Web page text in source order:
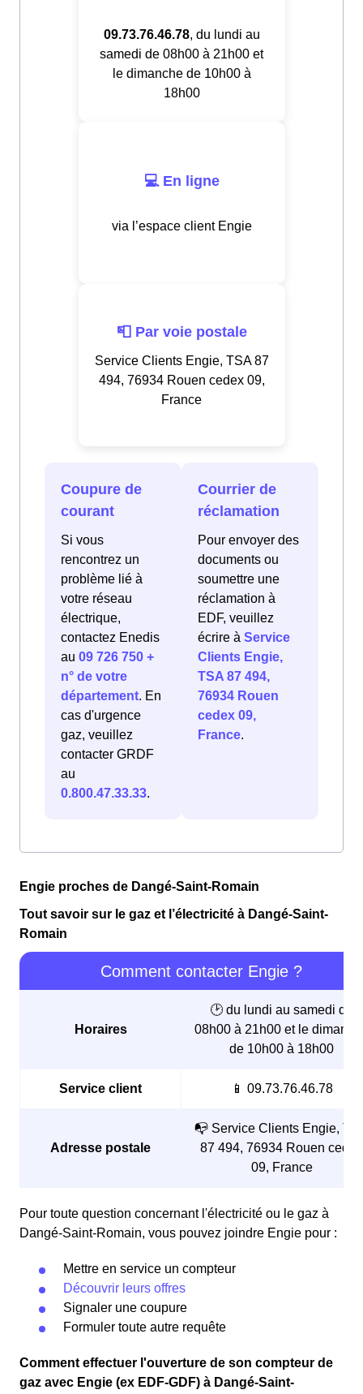
09.73.76.46.78, du lundi au
samedi de 08h00 à 21h00 et
le dimanche de 10h00 à
18h00
💻 En ligne
via l’espace client Engie
📮 Par voie postale
Service Clients Engie, TSA 87
494, 76934 Rouen cedex 09,
France
Coupure de
courant
Si vous
rencontrez un
problème lié à
votre réseau
électrique,
contactez Enedis
au 09 726 750 +
n° de votre
département. En
cas d'urgence
gaz, veuillez
contacter GRDF
au
0.800.47.33.33.
Courrier de
réclamation
Pour envoyer des
documents ou
soumettre une
réclamation à
EDF, veuillez
écrire à Service
Clients Engie,
TSA 87 494,
76934 Rouen
cedex 09,
France.
Engie proches de Dangé-Saint-Romain
Tout savoir sur le gaz et l’électricité à Dangé-Saint-
Romain
Comment contacter Engie ?
Horaires
🕑 du lundi au samedi de
08h00 à 21h00 et le
de 10h00 à 18h00
Service client 📱 09.73.76.46.78
Adresse postale
📭 Service Clients Engie,
87 494, 76934 Rouen cedex
09, France
Pour toute question concernant l'électricité ou le gaz à
Dangé-Saint-Romain, vous pouvez joindre Engie pour :
Mettre en service un compteur
Découvrir leurs offres
Signaler une coupure
Formuler toute autre requête
Comment effectuer l'ouverture de son compteur de
gaz avec Engie (ex EDF-GDF) à Dangé-Saint-